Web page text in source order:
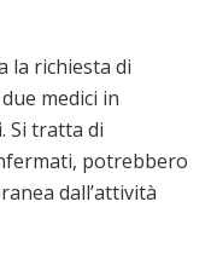
la richiesta di
medici in
. Si tratta di
potrebbero
dall’attività